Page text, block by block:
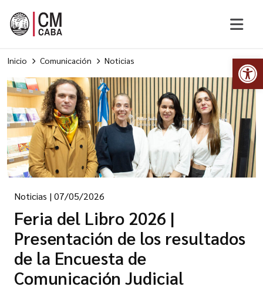
Inicio Comunicación Noticias
Noticias | 07/05/2026
Feria del Libro 2026 |
Presentación de los resultados
de la Encuesta de
Comunicación Judicial